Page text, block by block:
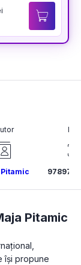
Pitamic
își propune